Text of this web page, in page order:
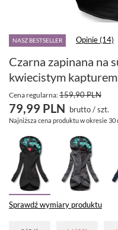
NASZ BESTSELLER Opinie (14)
Czarna zapinana na
kwiecistym kapturem
Cena regularna:159,90 PLN
79,99 PLN brutto/szt.
Najniższa cena produktu w okresie
Sprawdź wymiary produktu